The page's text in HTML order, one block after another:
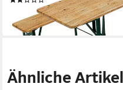
149,99 €
lieferbar - in 9-11 Werktagen bei dir
Ähnliche Artikel